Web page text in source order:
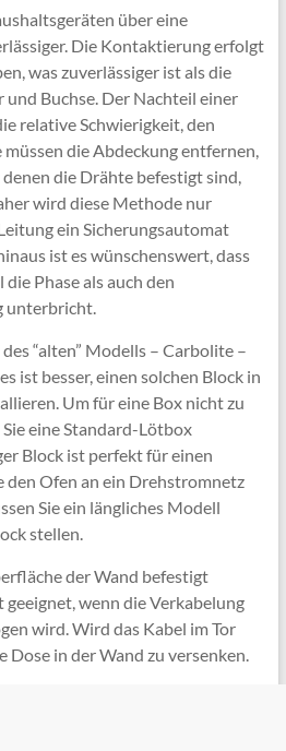
über eine
Die Kontaktierung erfolgt
was zuverlässiger ist als die
Buchse. Der Nachteil einer
relative Schwierigkeit, den
müssen die Abdeckung entfernen,
die Drähte befestigt sind,
wird diese Methode nur
ein Sicherungsautomat
ist es wünschenswert, dass
Phase als auch den
unterbricht.
“alten” Modells – Carbolite –
ist besser, einen solchen Block in
Um für eine Box nicht zu
eine Standard-Lötbox
Block ist perfekt für einen
den Ofen an ein Drehstromnetz
Sie ein längliches Modell
stellen.
der Wand befestigt
wenn die Verkabelung
wird. Wird das Kabel im Tor
Dose in der Wand zu versenken.